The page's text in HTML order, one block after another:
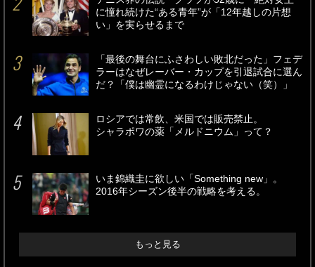
に憧れ続けた“ある青年”が「12年越しの片想
い」を実らせるまで
「最後の舞台にふさわしい敗北だった」フェデ
ラーはなぜレーバー・カップを引退試合に選ん
だ？「僕は幽霊になるわけじゃない（笑）」
ロシアでは常飲、米国では販売禁止。
シャラポワの薬「メルドニウム」って？
いま錦織圭に欲しい「Something new」。
2016年シーズン後半の戦略を考える。
もっと見る